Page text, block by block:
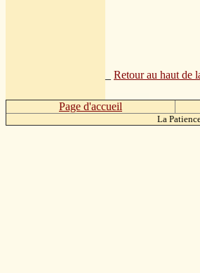
Retour au haut de
Page d'accueil
La